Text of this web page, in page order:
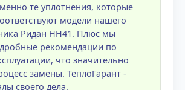
те уплотнения, которые
модели нашего
Ридан НН41. Плюс мы
рекомендации по
что значительно
замены. ТеплоГарант -
своего дела.